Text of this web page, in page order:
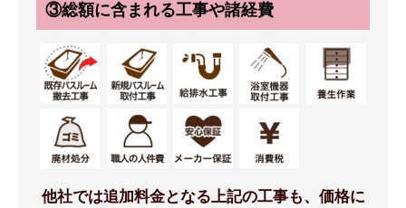
4面同色[リップルベージュ]
うつくし浴槽 スターク(人
造大理石) [ホワイト]
③総額に含まれる工事や諸経費
他社では追加料金となる上記の工事も、価格に